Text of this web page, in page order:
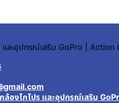
และอุปกรณ์เสริม GoPro | Action
องโกโปร และอุปกรณ์เสริม